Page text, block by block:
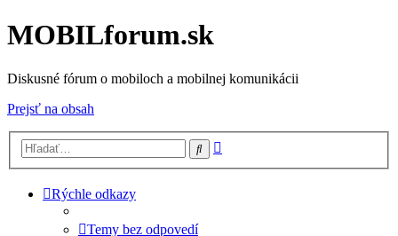
MOBILforum.sk
Diskusné fórum o mobiloch a mobilnej komunikácii
Prejsť na obsah
Hľadať
Rýchle odkazy
Temy bez odpovedí